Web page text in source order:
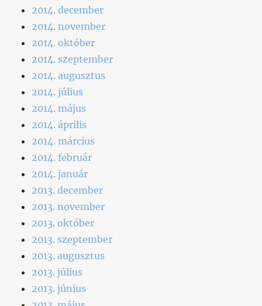
2014. december
2014. november
2014. október
2014. szeptember
2014. augusztus
2014. július
2014. május
2014. április
2014. március
2014. február
2014. január
2013. december
2013. november
2013. október
2013. szeptember
2013. augusztus
2013. július
2013. június